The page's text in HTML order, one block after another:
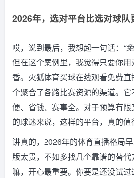
2026年，选对平台比选对球队
哎，说到最后，我想起一句话： “
但在这个案例里，我觉得只要你
香。火狐体育买球在线观看免费
个聚合了各路比赛资源的渠道。
便、省钱、赛事全。对于预算有
的球迷来说，这样的平台，真的值
讲真的，2026年的体育直播格局
版太贵，不如多找几个靠谱的替
嘛，开心最重要。你要是还没试